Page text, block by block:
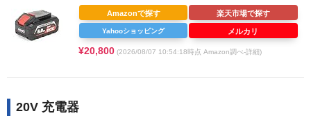
¥20,800 (2026/08/07 10:54:18時点 Amazon調べ-詳細)
Amazonで探す 楽天市場で探す
Yahooショッピング メルカリ
20V 充電器